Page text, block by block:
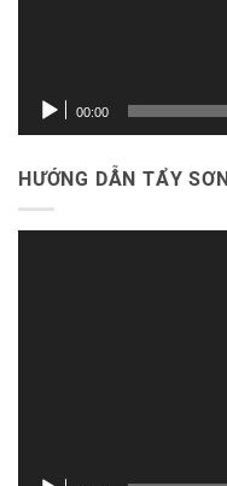
00:00
HƯỚNG DẪN TẨY SƠN